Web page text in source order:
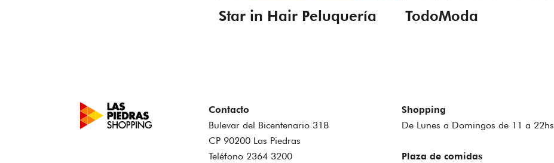
Star in Hair Peluquería TodoModa
Contacto
Bulevar del Bicentenario 318
CP 90200 Las Piedras
Teléfono 2364 3200
Shopping
De Lunes a Domingos de 11 a 22hs
Plaza de comidas